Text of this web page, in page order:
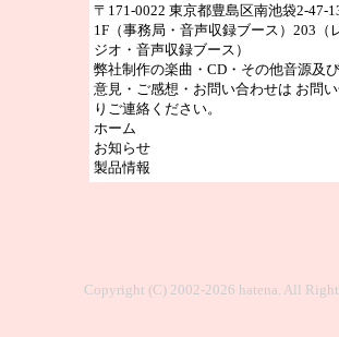
〒171-0022 東京都豊島区南池袋2-47-
1F（事務局・音声収録ブース）203（
ジオ・音声収録ブース）
弊社制作の楽曲・CD・その他音源及
意見・ご感想・お問い合わせは お問
りご連絡ください。
ホーム
お知らせ
製品情報
Copyright (C) 2002-2026 hatena. All